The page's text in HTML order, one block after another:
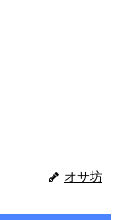
オサ坊